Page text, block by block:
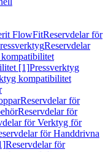
FlowFitReservdelar för
Reservdelar
[1]Pressverktyg
kompatibilitet
Reservdelar för
Reservdelar för
för Verktyg för
för Handdrivna
Reservdelar för